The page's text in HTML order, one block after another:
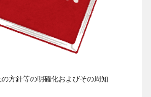
方針等の明確化およびその周知